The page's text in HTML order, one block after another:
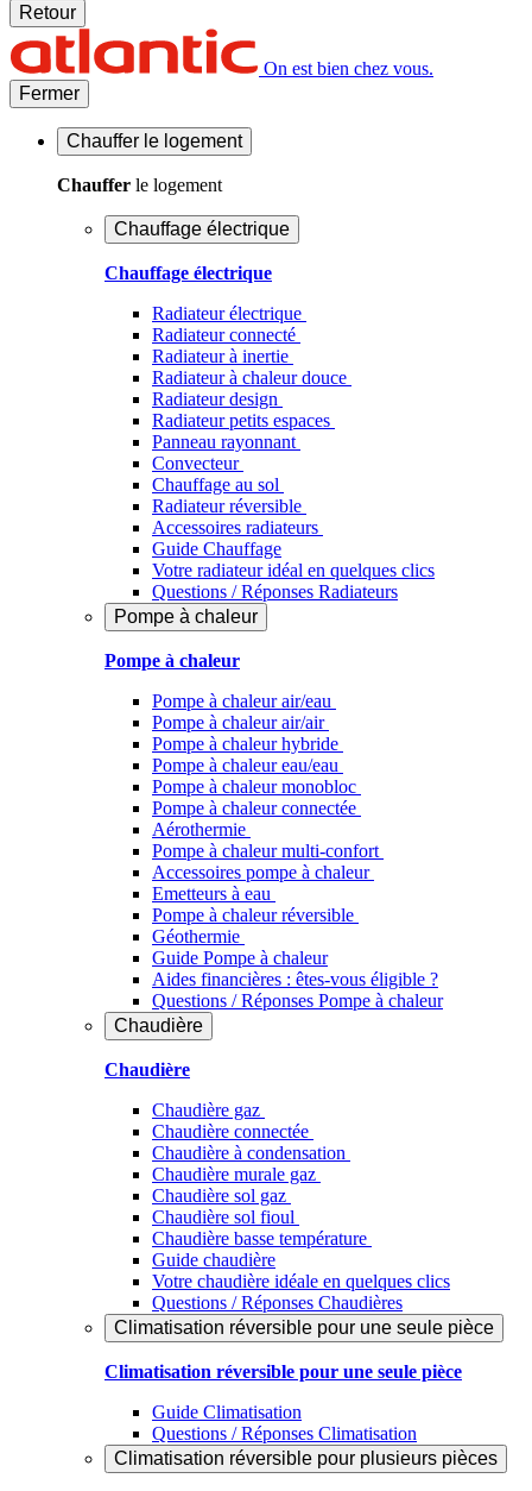
Retour
On est bien chez vous.
Fermer
Chauffer le logement
Chauffer le logement
Chauffage électrique
Chauffage électrique
Radiateur électrique
Radiateur connecté
Radiateur à inertie
Radiateur à chaleur douce
Radiateur design
Radiateur petits espaces
Panneau rayonnant
Convecteur
Chauffage au sol
Radiateur réversible
Accessoires radiateurs
Guide Chauffage
Votre radiateur idéal en quelques clics
Questions / Réponses Radiateurs
Pompe à chaleur
Pompe à chaleur
Pompe à chaleur air/eau
Pompe à chaleur air/air
Pompe à chaleur hybride
Pompe à chaleur​ eau/eau
Pompe à chaleur monobloc
Pompe à chaleur connectée
Aérothermie
Pompe à chaleur multi-confort
Accessoires pompe à chaleur
Emetteurs à eau
Pompe à chaleur réversible
Géothermie
Guide Pompe à chaleur
Aides financières : êtes-vous éligible ?
Questions / Réponses Pompe à chaleur
Chaudière
Chaudière
Chaudière gaz
Chaudière connectée
Chaudière à condensation
Chaudière murale gaz
Chaudière sol gaz
Chaudière sol fioul
Chaudière basse température
Guide chaudière
Votre chaudière idéale en quelques clics
Questions / Réponses Chaudières
Climatisation réversible pour une seule pièce
Climatisation réversible pour une seule pièce
Guide Climatisation
Questions / Réponses Climatisation
Climatisation réversible pour plusieurs pièces